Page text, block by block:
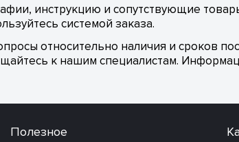
инструкцию и сопутствующие
системой заказа.
относительно наличия и сроков
к нашим специалистам.
Полезное